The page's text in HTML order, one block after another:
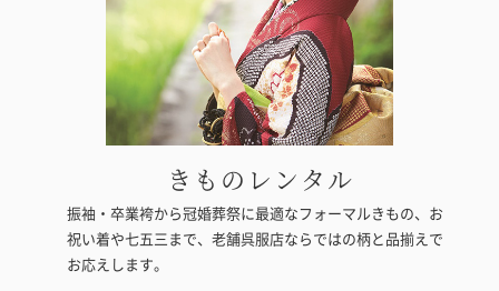
きものレンタル
振袖・卒業袴から冠婚葬祭に最適なフォーマルきもの、お
祝い着や七五三まで、老舗呉服店ならではの柄と品揃えで
お応えします。